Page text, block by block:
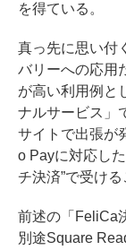
を得ている。
真っ先に思い付
バリーへの応用
が高い利用例と
ナルサービス」
サイトで出張が
o Payに対応し
チ決済”で受ける
前述の「FeliCa
別途Square